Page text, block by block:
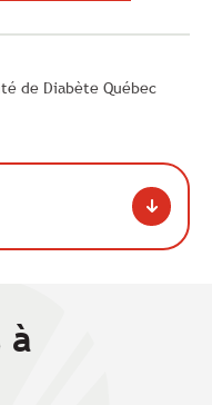
de Diabète Québec
à